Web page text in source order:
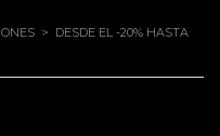
> DESDE EL -20% HASTA